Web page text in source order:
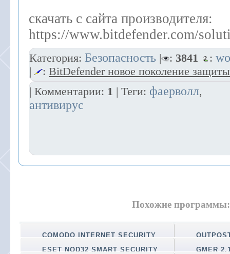
скачать с сайта производителя:
https://www.bitdefender.com/
Категория: Безопасность | : 3841 :
| : BitDefender новое поколение защиты
| Комментарии: 1 | Теги: фаерволл,
антивирус
Похожие программы:
COMODO INTERNET SECURITY
ФАЕРВОЛ
ESET NOD32 SMART SECURITY
GMER